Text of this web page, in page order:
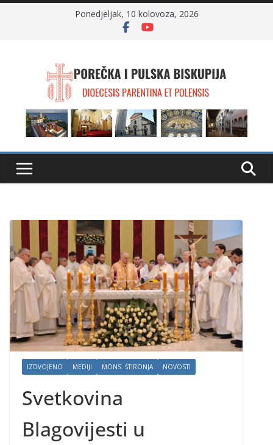
Ponedjeljak, 10 kolovoza, 2026
IZDVOJENO MEDIJI MONS. ŠTIRONJA NOVOSTI
Svetkovina
Blagovijesti u